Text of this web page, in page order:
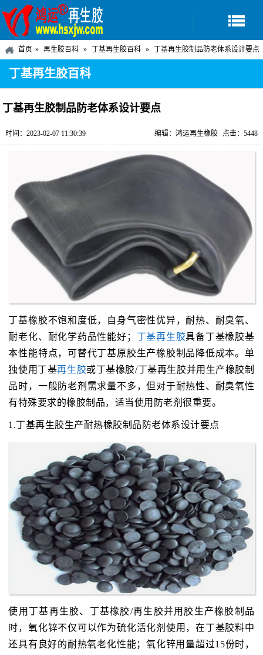
首页 再生胶百科 丁基再生胶百科 丁基再生胶制品防老体系设计要点
丁基再生胶百科
丁基再生胶制品防老体系设计要点
时间：2023-02-07 11:30:39 点击：5448
编辑：鸿运再生橡胶
丁基橡胶不饱和度低，自身气密性优异，耐热、耐臭氧、
耐老化、耐化学药品性能好；
丁基再生胶具备丁基橡胶基
本性能特点，可替代丁基原胶生产橡胶制品降低成本。单
独使用丁基再生胶或丁基橡胶/丁基再生胶并用生产橡胶制
品时，一般防老剂需求量不多，但对于耐热性、耐臭氧性
有特殊要求的橡胶制品，适当使用防老剂很重要。
1.丁基再生胶生产耐热橡胶制品防老体系设计要点
使用丁基再生胶、丁基橡胶/再生胶并用胶生产橡胶制品
时，氧化锌不仅可以作为硫化活化剂使用，在丁基胶料中
还具有良好的耐热氧老化性能；氧化锌用量超过15份时，